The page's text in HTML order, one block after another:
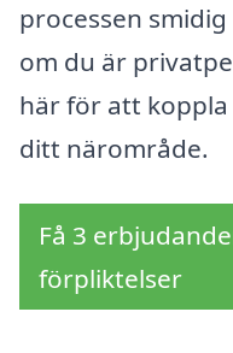
processen
om du är
här för att
ditt närområde.
Få 3
förpliktelser